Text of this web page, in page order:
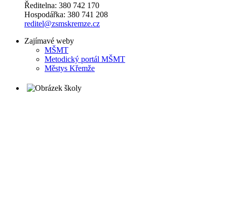
Ředitelna: 380 742 170
Hospodářka: 380 741 208
reditel@zsmskremze.cz
Zajímavé weby
MŠMT
Metodický portál MŠMT
Městys Křemže